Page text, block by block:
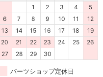
1
2 3 4
5
6
7 8 9 10 11
12
13
14 15 16 17 18
19
20
21 22 23 24 25
26
27
28 29 30
パーツショップ定休日